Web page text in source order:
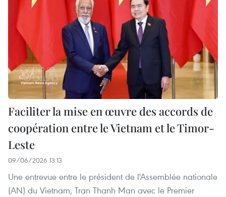
Faciliter la mise en œuvre des accords de
coopération entre le Vietnam et le Timor-
Leste
09/06/2026 13:13
Une entrevue entre le président de l'Assemblée nationale
(AN) du Vietnam, Tran Thanh Man avec le Premier